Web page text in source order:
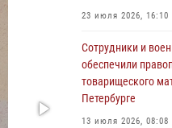
Для
военной
автомобили
07 августа 2026,
При содействии
23 июля 2026, 16:10
Сотрудники и
обеспечили
товарищеского
Петербурге
13 июля 2026, 08:08